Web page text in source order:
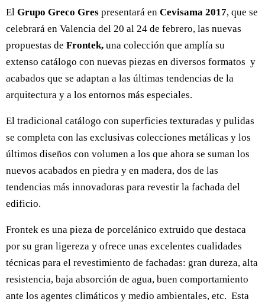
El Grupo Greco Gres presentará en Cevisama 2017, que se
celebrará en Valencia del 20 al 24 de febrero, las nuevas
propuestas de Frontek, una colección que amplía su
extenso catálogo con nuevas piezas en diversos formatos y
acabados que se adaptan a las últimas tendencias de la
arquitectura y a los entornos más especiales.
El tradicional catálogo con superficies texturadas y pulidas
se completa con las exclusivas colecciones metálicas y los
últimos diseños con volumen a los que ahora se suman los
nuevos acabados en piedra y en madera, dos de las
tendencias más innovadoras para revestir la fachada del
edificio.
Frontek es una pieza de porcelánico extruido que destaca
por su gran ligereza y ofrece unas excelentes cualidades
técnicas para el revestimiento de fachadas: gran dureza, alta
resistencia, baja absorción de agua, buen comportamiento
ante los agentes climáticos y medio ambientales, etc. Esta